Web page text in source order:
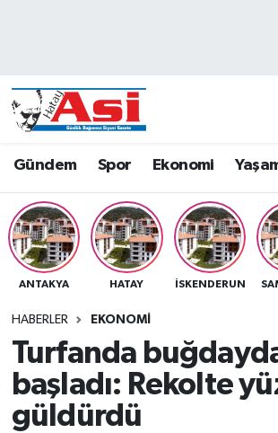
Gündem Spor Ekonomi
ANTAKYA HATAY İSKENDERUN
HABERLER EKONOMI
Turfanda
başladı: Rekolte
güldürdü
Dünya
Eğitim
Ekonomi
Gündem
Sağlık
Siyaset
Hava Durumu
Namaz Vakitleri
Trafik Durumu
Süper Lig Puan Durumu ve
Son Dakika Haberleri
Haber Arşivi